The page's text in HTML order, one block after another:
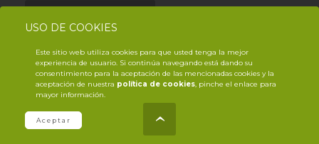
USO DE COOKIES
Este sitio web utiliza cookies para que usted tenga la mejor
experiencia de usuario. Si continúa navegando está dando su
consentimiento para la aceptación de las mencionadas cookies y la
aceptación de nuestra política de cookies, pinche el enlace para
mayor información.
Aceptar © Copyright YouTrack